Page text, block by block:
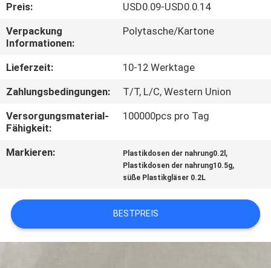
TRETEN
SIE
MIT
UNS
VERBINDUNG
FÄLLE
SITEMAP
Preis:
USD0.09-USD0.0.14
Verpackung
Informationen:
Polytasche/Kartone
Lieferzeit:
10-12 Werktage
Zahlungsbedingungen:
T/T, L/C, Western Union
Versorgungsmaterial-
Fähigkeit:
100000pcs pro Tag
Markieren: Plastikdosen der nahrung0.2l ,
Plastikdosen der nahrung10.5g,
süße Plastikgläser 0.2L
BESTPREIS